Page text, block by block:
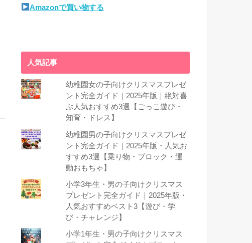
Amazonで買い物する
人気記事
幼稚園女の子向けクリスマスプレゼ
ント完全ガイド｜2025年版｜絶対喜
ぶ人気おすすめ3選【ごっこ遊び・
知育・ドレス】
幼稚園男の子向けクリスマスプレゼ
ント完全ガイド｜2025年版・人気お
すすめ3選【乗り物・ブロック・運
動おもちゃ】
小学3年生・男の子向けクリスマス
プレゼント完全ガイド｜2025年版・
人気おすすめベスト3【遊び・学
び・チャレンジ】
小学1年生・男の子向けクリスマス